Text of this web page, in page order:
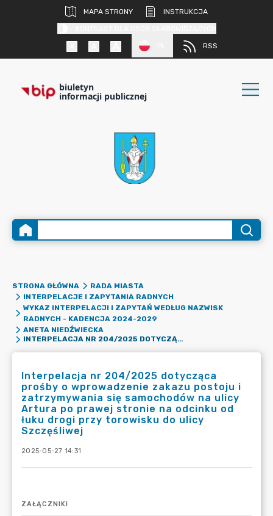
MAPA STRONY
INSTRUKCJA
RSS
biuletyn
informacji publicznej
STRONA GŁÓWNA
RADA MIASTA
INTERPELACJE I ZAPYTANIA RADNYCH
WYKAZ INTERPELACJI I ZAPYTAŃ WEDŁUG NAZWISK
RADNYCH - KADENCJA 2024-2029
ANETA NIEDŹWIECKA
INTERPELACJA NR 204/2025 DOTYCZĄCA PROŚBY O WPROWADZENIE ZAKAZU POSTOJU I ZATRZYMYWANIA SIĘ SAMOCHODÓW NA ULICY ARTURA PO PRAWEJ STRONIE NA ODCINKU OD ŁUKU DROGI PRZY TOROWISKU DO ULICY SZCZĘŚLIWEJ
Interpelacja nr 204/2025 dotycząca
prośby o wprowadzenie zakazu postoju i
zatrzymywania się samochodów na ulicy
Artura po prawej stronie na odcinku od
łuku drogi przy torowisku do ulicy
Szczęśliwej
2025-05-27 14:31
ZAŁĄCZNIKI